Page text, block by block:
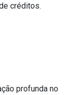
créditos.
profunda no